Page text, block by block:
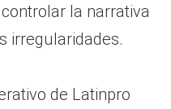
la narrativa
irregularidades.
de Latinpro